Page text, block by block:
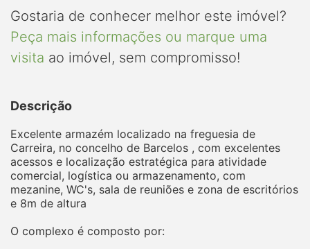
Gostaria de conhecer melhor este imóvel?
Peça mais informações ou marque uma
visita ao imóvel, sem compromisso!
Descrição
Excelente armazém localizado na freguesia de
Carreira, no concelho de Barcelos , com excelentes
acessos e localização estratégica para atividade
comercial, logística ou armazenamento, com
mezanine, WC's, sala de reuniões e zona de escritórios
e 8m de altura
O complexo é composto por: